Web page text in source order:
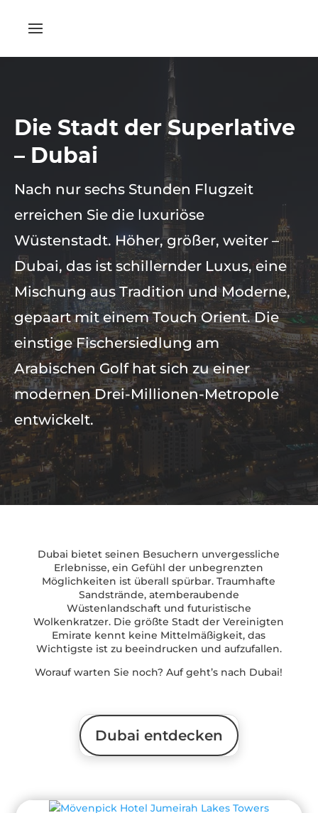
Die Stadt der Superlative
– Dubai
Nach nur sechs Stunden Flugzeit
erreichen Sie die luxuriöse
Wüstenstadt. Höher, größer, weiter –
Dubai, das ist schillernder Luxus, eine
Mischung aus Tradition und Moderne,
gepaart mit einem Touch Orient. Die
einstige Fischersiedlung am
Arabischen Golf hat sich zu einer
modernen Drei-Millionen-Metropole
entwickelt.
Dubai bietet seinen Besuchern unvergessliche
Erlebnisse, ein Gefühl der unbegrenzten
Möglichkeiten ist überall spürbar. Traumhafte
Sandstrände, atemberaubende
Wüstenlandschaft und futuristische
Wolkenkratzer. Die größte Stadt der Vereinigten
Emirate kennt keine Mittelmäßigkeit, das
Wichtigste ist zu beeindrucken und aufzufallen.
Worauf warten Sie noch? Auf geht’s nach Dubai!
Dubai entdecken